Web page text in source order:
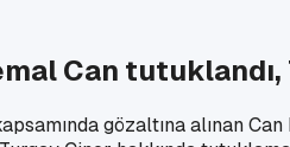
Can
gözaltına alınan